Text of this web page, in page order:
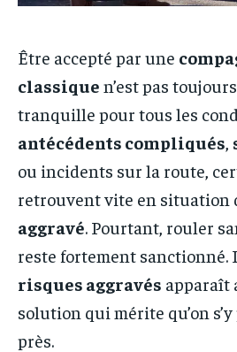
Être accepté par une
classique n’est pas
tranquille pour tous les
antécédents compliqués
ou incidents sur la route,
retrouvent vite en situation
aggravé. Pourtant, rouler
reste fortement sanctionné.
risques aggravés apparaît
solution qui mérite qu’on
près.